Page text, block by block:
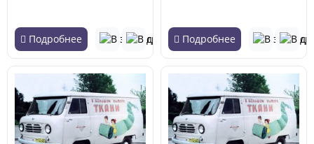
Подробнее Подробнее